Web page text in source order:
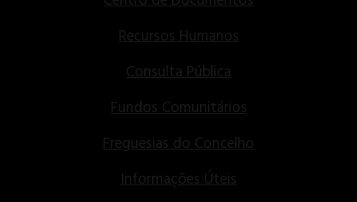
Recursos Humanos
Consulta Pública
Fundos Comunitários
Freguesias do Concelho
Informações Úteis